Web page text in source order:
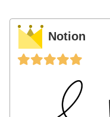
Notion